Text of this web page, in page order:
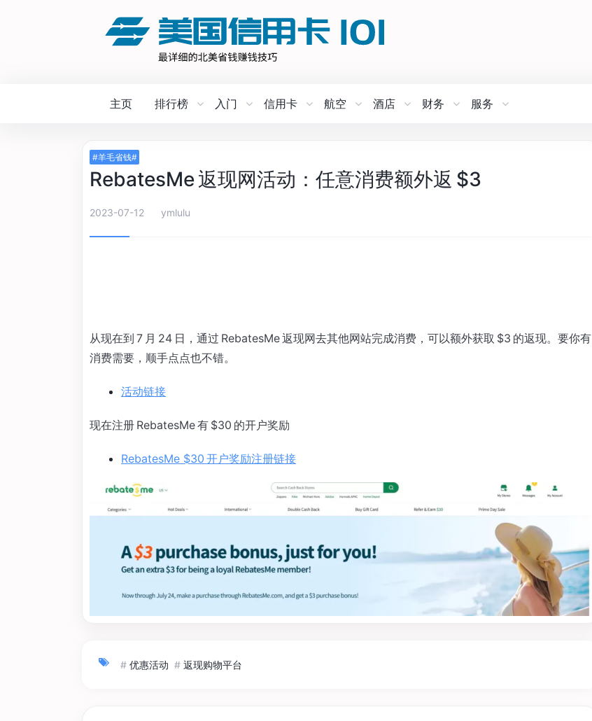
主页 排行榜 入门 信用卡 航空 酒店 财务 服务
#羊毛省钱#
RebatesMe 返现网活动：任意消费额外返 $3
2023-07-12 ymlulu
从现在到 7 月 24 日，通过 RebatesMe 返现网去其他网站完成消费，可以额外获取 $3 的返现。要你有
消费需要，顺手点点也不错。
活动链接
现在注册 RebatesMe 有 $30 的开户奖励
RebatesMe $30 开户奖励注册链接
# 优惠活动 # 返现购物平台